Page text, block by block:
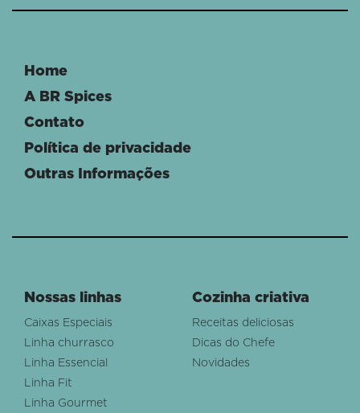
Home
A BR Spices
Contato
Política de privacidade
Outras Informações
Nossas linhas
Caixas Especiais
Linha churrasco
Linha Essencial
Linha Fit
Linha Gourmet
Cozinha criativa
Receitas deliciosas
Dicas do Chefe
Novidades